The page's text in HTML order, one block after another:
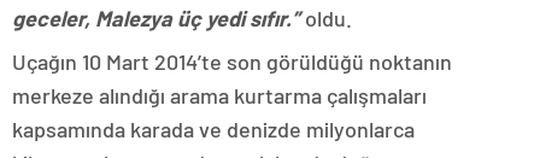
geceler, Malezya üç yedi sıfır.”oldu.
Uçağın 10 Mart 2014’te son görüldüğü noktanın
merkeze alındığı arama kurtarma çalışmaları
kapsamında karada ve denizde milyonlarca